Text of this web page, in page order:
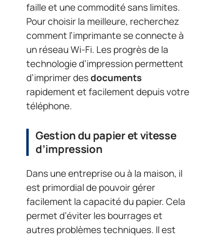
faille et une commodité sans limites.
Pour choisir la meilleure, recherchez
comment l’imprimante se connecte à
un réseau Wi-Fi. Les progrès de la
technologie d’impression permettent
d’imprimer desdocuments
rapidement et facilement depuis votre
téléphone.
Gestion du papier et vitesse
d’impression
Dans une entreprise ou à la maison, il
est primordial de pouvoir gérer
facilement la capacité du papier. Cela
permet d’éviter les bourrages et
autres problèmes techniques. Il est